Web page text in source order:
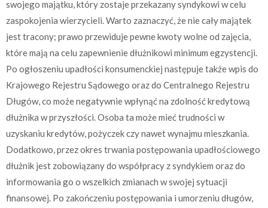
swojego majątku, który zostaje przekazany syndykowi w celu
zaspokojenia wierzycieli. Warto zaznaczyć, że nie cały majątek
jest tracony; prawo przewiduje pewne kwoty wolne od zajęcia,
które mają na celu zapewnienie dłużnikowi minimum egzystencji.
Po ogłoszeniu upadłości konsumenckiej następuje także wpis do
Krajowego Rejestru Sądowego oraz do Centralnego Rejestru
Długów, co może negatywnie wpłynąć na zdolność kredytową
dłużnika w przyszłości. Osoba ta może mieć trudności w
uzyskaniu kredytów, pożyczek czy nawet wynajmu mieszkania.
Dodatkowo, przez okres trwania postępowania upadłościowego
dłużnik jest zobowiązany do współpracy z syndykiem oraz do
informowania go o wszelkich zmianach w swojej sytuacji
finansowej. Po zakończeniu postępowania i umorzeniu długów,